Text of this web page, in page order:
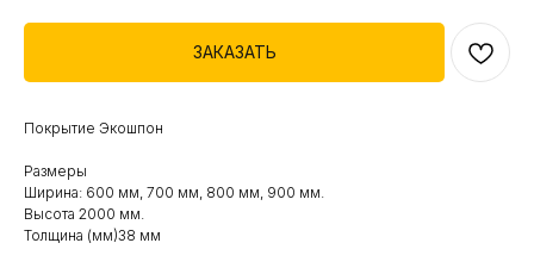
ЗАКАЗАТЬ
Покрытие Экошпон
Размеры
Ширина: 600 мм, 700 мм, 800 мм, 900 мм.
Высота 2000 мм.
Толщина (мм)38 мм